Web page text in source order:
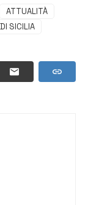
ATTUALITÀ
SICILIA